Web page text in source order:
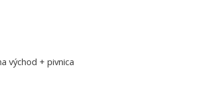
východ + pivnica